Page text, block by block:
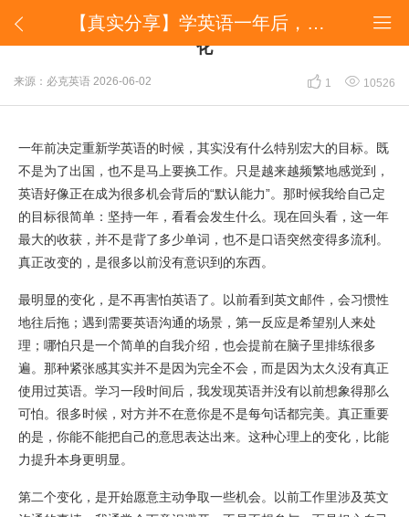
 
​【真实分享】学英语一年后，我身上发生了哪些变化
​【真实分享】学英语一年后，我身上发生了哪些变
化
来源：必克英语 2026-06-02  1  10526
一年前决定重新学英语的时候，其实没有什么特别宏大的目标。既
不是为了出国，也不是马上要换工作。只是越来越频繁地感觉到，
英语好像正在成为很多机会背后的“默认能力”。那时候我给自己定
的目标很简单：坚持一年，看看会发生什么。现在回头看，这一年
最大的收获，并不是背了多少单词，也不是口语突然变得多流利。
真正改变的，是很多以前没有意识到的东西。
最明显的变化，是不再害怕英语了。以前看到英文邮件，会习惯性
地往后拖；遇到需要英语沟通的场景，第一反应是希望别人来处
理；哪怕只是一个简单的自我介绍，也会提前在脑子里排练很多
遍。那种紧张感其实并不是因为完全不会，而是因为太久没有真正
使用过英语。学习一段时间后，我发现英语并没有以前想象得那么
可怕。很多时候，对方并不在意你是不是每句话都完美。真正重要
的是，你能不能把自己的意思表达出来。这种心理上的变化，比能
力提升本身更明显。
第二个变化，是开始愿意主动争取一些机会。以前工作里涉及英文